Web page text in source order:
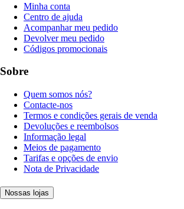
Minha conta
Centro de ajuda
Acompanhar meu pedido
Devolver meu pedido
Códigos promocionais
Sobre
Quem somos nós?
Contacte-nos
Termos e condições gerais de venda
Devoluções e reembolsos
Informação legal
Meios de pagamento
Tarifas e opções de envio
Nota de Privacidade
Nossas lojas